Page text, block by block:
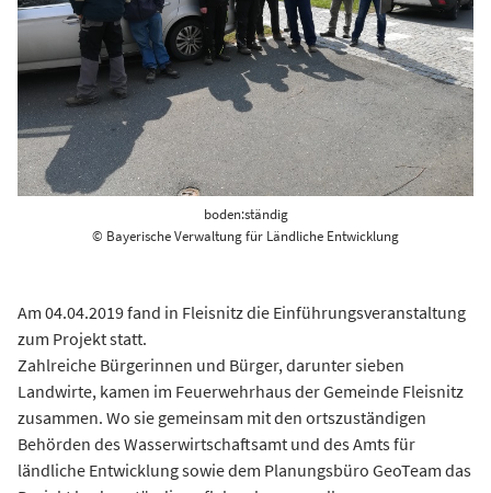
boden:ständig
© Bayerische Verwaltung für Ländliche Entwicklung
Am 04.04.2019 fand in Fleisnitz die Einführungsveranstaltung
zum Projekt statt.
Zahlreiche Bürgerinnen und Bürger, darunter sieben
Landwirte, kamen im Feuerwehrhaus der Gemeinde Fleisnitz
zusammen. Wo sie gemeinsam mit den ortszuständigen
Behörden des Wasserwirtschaftsamt und des Amts für
ländliche Entwicklung sowie dem Planungsbüro GeoTeam das